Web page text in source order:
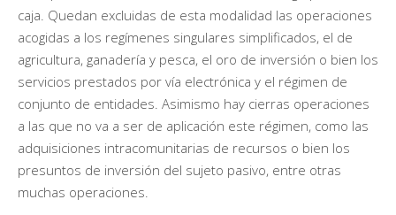
caja. Quedan excluidas de esta modalidad las operaciones
acogidas a los regímenes singulares simplificados, el de
agricultura, ganadería y pesca, el oro de inversión o bien los
servicios prestados por vía electrónica y el régimen de
conjunto de entidades. Asimismo hay cierras operaciones
a las que no va a ser de aplicación este régimen, como las
adquisiciones intracomunitarias de recursos o bien los
presuntos de inversión del sujeto pasivo, entre otras
muchas operaciones.